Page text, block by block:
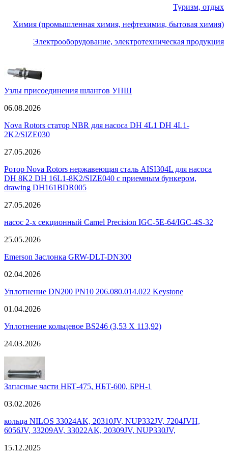
Туризм, отдых
Химия (промышленная химия, нефтехимия, бытовая химия)
Электрооборудование, электротехническая продукция
Узлы присоединения шлангов УПШ
06.08.2026
Nova Rotors статор NBR для насоса DH 4L1 DH 4L1-
2K2/SIZE030
27.05.2026
Ротор Nova Rotors нержавеющая сталь AISI304L для насоса
DH 8K2 DH 16L1-8K2/SIZE040 c приемным бункером,
drawing DH161BDR005
27.05.2026
насос 2-х секционный Camel Precision IGC-5E-64/IGC-4S-32
25.05.2026
Emerson Заслонка GRW-DLT-DN300
02.04.2026
Уплотнение DN200 PN10 206.080.014.022 Keystone
01.04.2026
Уплотнение кольцевое BS246 (3,53 X 113,92)
24.03.2026
Запасные части НБТ-475, НБТ-600, БРН-1
03.02.2026
кольца NILOS 33024AK, 20310JV, NUP332JV, 7204JVH,
6056JV, 33209AV, 33022AK, 20309JV, NUP330JV,
15.12.2025